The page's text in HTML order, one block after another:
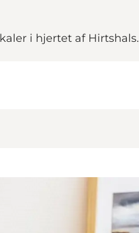
i hjertet af Hirtshals.